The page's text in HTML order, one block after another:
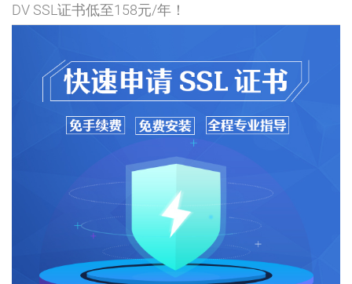
DV SSL证书低至158元/年！